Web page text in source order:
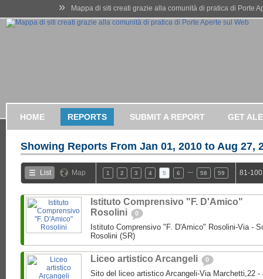
» Mappa di siti creati grazie alla comunità di pratica di Porte
HOME REPORTS SUBMIT A REPORT GET
Showing Reports From Jan 01, 2010 to Aug 27,
List Map 1 2 3 4 5 6 58 59 81-
Istituto Comprensivo "F. D'Amico"
Rosolini
0
Istituto Comprensivo "F. D'Amico" Rosolini-Via -
Rosolini (SR)
Liceo artistico Arcangeli 0
Sito del liceo artistico Arcangeli-Via Marchetti,22 -